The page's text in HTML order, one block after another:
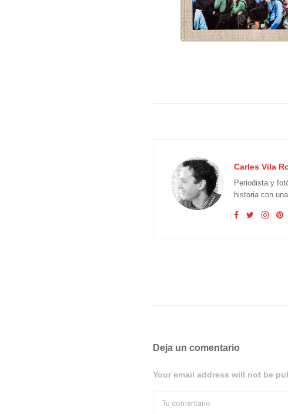
Carles Vila
Periodista y
historia con
Deja un comentario
Your email address will not be